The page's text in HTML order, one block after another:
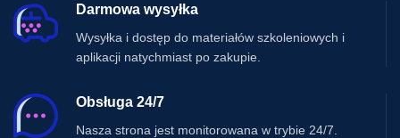
Darmowa wysyłka
Wysyłka i dostęp do materiałów szkoleniowych i
aplikacji natychmiast po zakupie.
Obsługa 24/7
Nasza strona jest monitorowana w trybie 24/7.